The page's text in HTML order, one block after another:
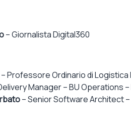
– Giornalista Digital360
– Professore Ordinario di
Manager – BU Operations
– Senior Software Architect